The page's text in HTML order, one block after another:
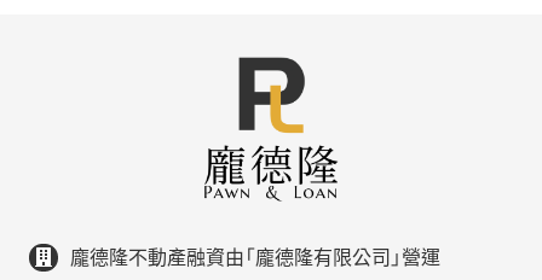
龐德隆不動產融資由「龐德隆有限公司」營運